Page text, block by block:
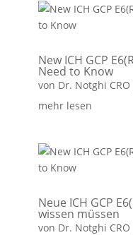
New ICH GCP
Need to Know
von Dr. Notghi CRO
mehr lesen
Neue ICH GCP
wissen müssen
von Dr. Notghi CRO